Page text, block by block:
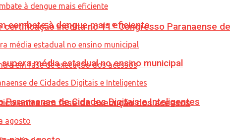
inédita no 11º Congresso Paranaense
entra em fase de execução dos acessos
combate à dengue mais eficiente
média estadual no ensino municipal
Paranaense de Cidades Digitais e Inteligentes